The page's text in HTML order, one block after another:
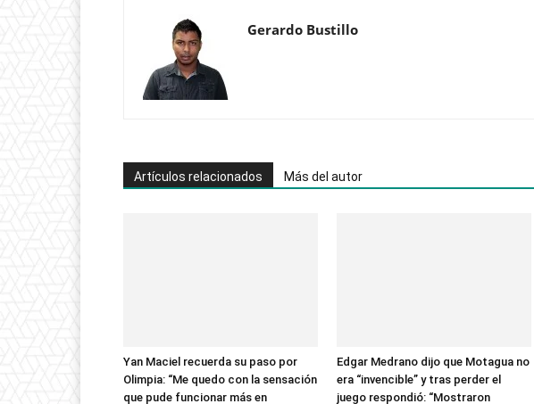
Gerardo Bustillo
Artículos relacionados Más del autor
Yan Maciel recuerda su paso por
Olimpia: “Me quedo con la sensación
que pude funcionar más en
Edgar Medrano dijo que Motagua no
era “invencible” y tras perder el
juego respondió: “Mostraron